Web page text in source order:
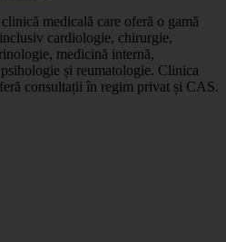
medicală care oferă o gamă
cardiologie, chirurgie,
medicină internă,
și reumatologie. Clinica
consultații în regim privat și CAS.